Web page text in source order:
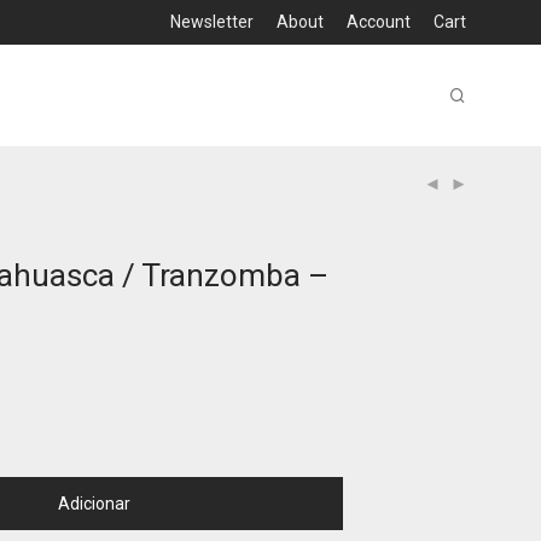
Newsletter About Account Cart
/ Tranzomba –
Adicionar